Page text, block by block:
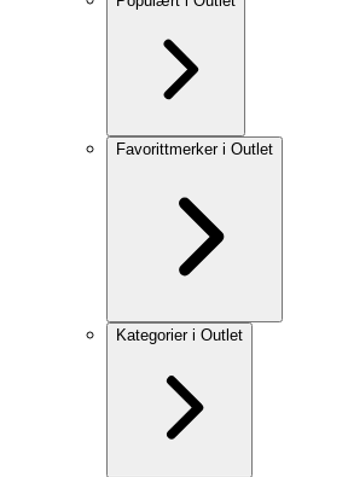
Favorittmerker i Outlet
Kategorier i Outlet